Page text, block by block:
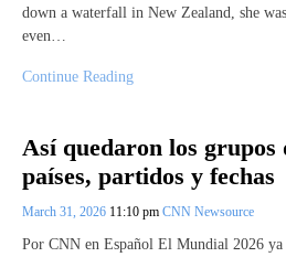
down a waterfall in New Zealand, she
even…
Continue Reading
Así quedaron los
países, partidos y fechas
March 31, 2026 11:10 pm CNN Newsource
Por CNN en Español El Mundial 2026